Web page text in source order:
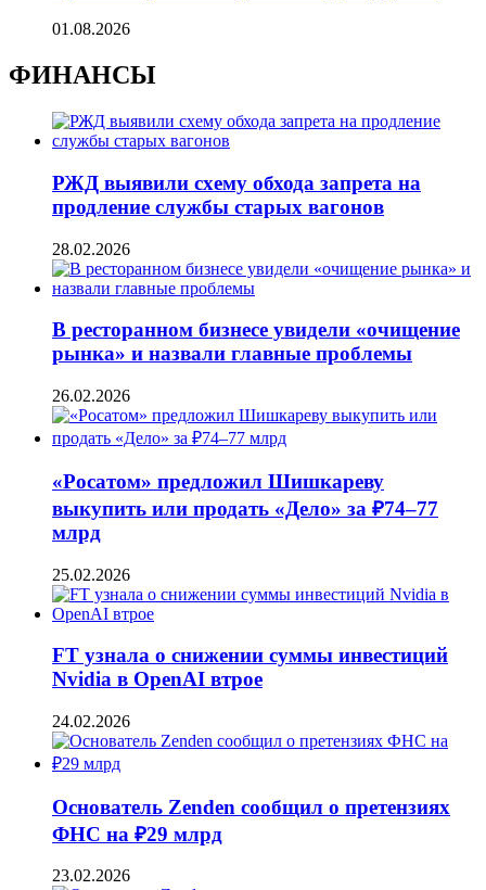
01.08.2026
ФИНАНСЫ
РЖД выявили схему обхода запрета на
продление службы старых вагонов
28.02.2026
В ресторанном бизнесе увидели «очищение
рынка» и назвали главные проблемы
26.02.2026
«Росатом» предложил Шишкареву
выкупить или продать «Дело» за ₽74–77
млрд
25.02.2026
FT узнала о снижении суммы инвестиций
Nvidia в OpenAI втрое
24.02.2026
Основатель Zenden сообщил о претензиях
ФНС на ₽29 млрд
23.02.2026